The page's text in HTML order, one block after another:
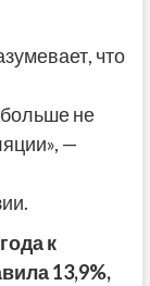
что
больше не
—
к
13,9%,